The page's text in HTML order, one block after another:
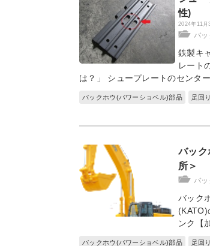
性)
2024年11月
バッ
鉄製キ
レート
は？」 シュープレートのセンタ
バックホウ(パワーショベル)部品 足回
バック
所＞
バッ
バック
(KATO)
ンク【
バックホウ(パワーショベル)部品 足回